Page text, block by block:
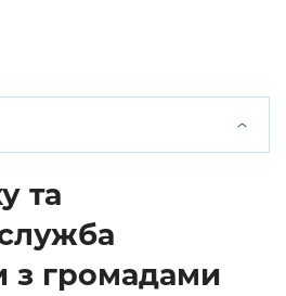
та
з громадами